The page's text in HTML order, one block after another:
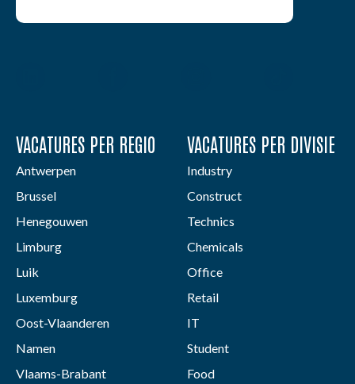
VACATURES PER REGIO
Antwerpen
Brussel
Henegouwen
Limburg
Luik
Luxemburg
Oost-Vlaanderen
Namen
Vlaams-Brabant
VACATURES PER DIVISIE
Industry
Construct
Technics
Chemicals
Office
Retail
IT
Student
Food